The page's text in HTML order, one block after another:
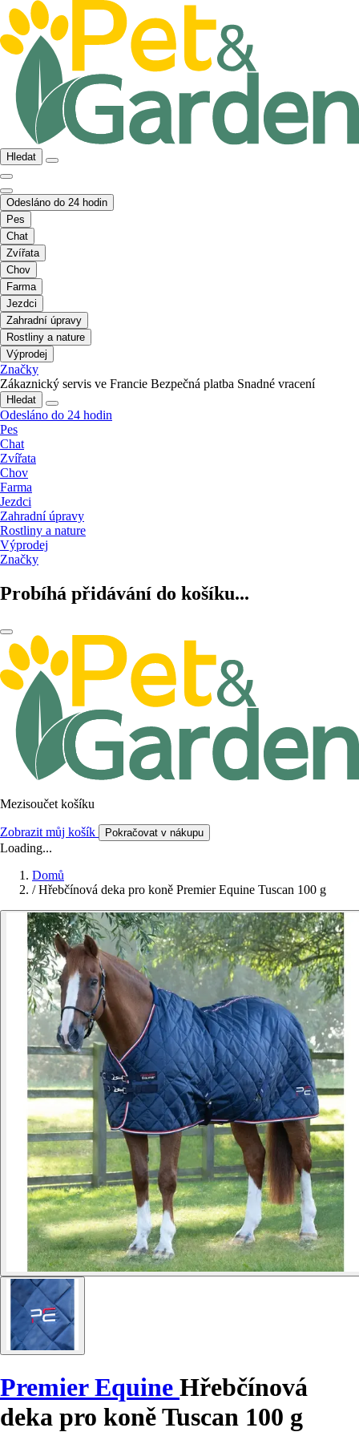
Hledat
Odesláno do 24 hodin
Pes
Chat
Zvířata
Chov
Farma
Jezdci
Zahradní úpravy
Rostliny a nature
Výprodej
Značky
Zákaznický servis ve Francie Bezpečná platba Snadné vracení
Hledat
Odesláno do 24 hodin
Pes
Chat
Zvířata
Chov
Farma
Jezdci
Zahradní úpravy
Rostliny a nature
Výprodej
Značky
Probíhá přidávání do košíku...
Mezisoučet košíku
Zobrazit můj košík Pokračovat v nákupu
Loading...
Domů
/ Hřebčínová deka pro koně Premier Equine Tuscan 100 g
Premier Equine Hřebčínová
deka pro koně Tuscan 100 g